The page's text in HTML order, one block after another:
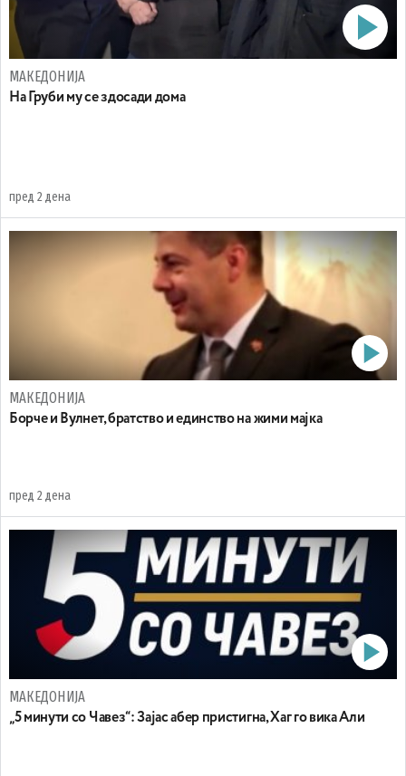
МАКЕДОНИЈА
На Груби му се здосади дома
пред 2 дена
МАКЕДОНИЈА
Борче и Вулнет, братство и единство на жими мајка
пред 2 дена
МАКЕДОНИЈА
„5 минути со Чавез“: Зајас абер пристигна, Хаг го вика Али